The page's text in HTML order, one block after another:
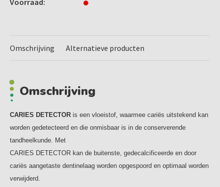
niet verkleuren
- opsporen van carieus dentine in alle caviteitspreparaties
Inhoud:
1 flesje 6 ml
Voorraad:
Omschrijving Alternatieve producten
Omschrijving
CARIES DETECTOR is een vloeistof, waarmee cariës uitstekend kan
worden gedetecteerd en die onmisbaar is in de conserverende
tandheelkunde. Met
CARIES DETECTOR kan de buitenste, gedecalcificeerde en door
cariës aangetaste dentinelaag worden opgespoord en optimaal worden
verwijderd.